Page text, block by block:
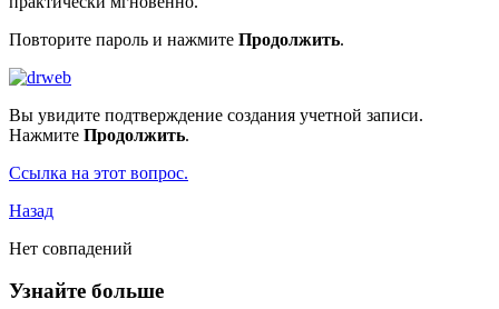
Повторите пароль и нажмите Продолжить.
Вы увидите подтверждение создания учетной записи.
Нажмите Продолжить.
Ссылка на этот вопрос.
Назад
Нет совпадений
Узнайте больше